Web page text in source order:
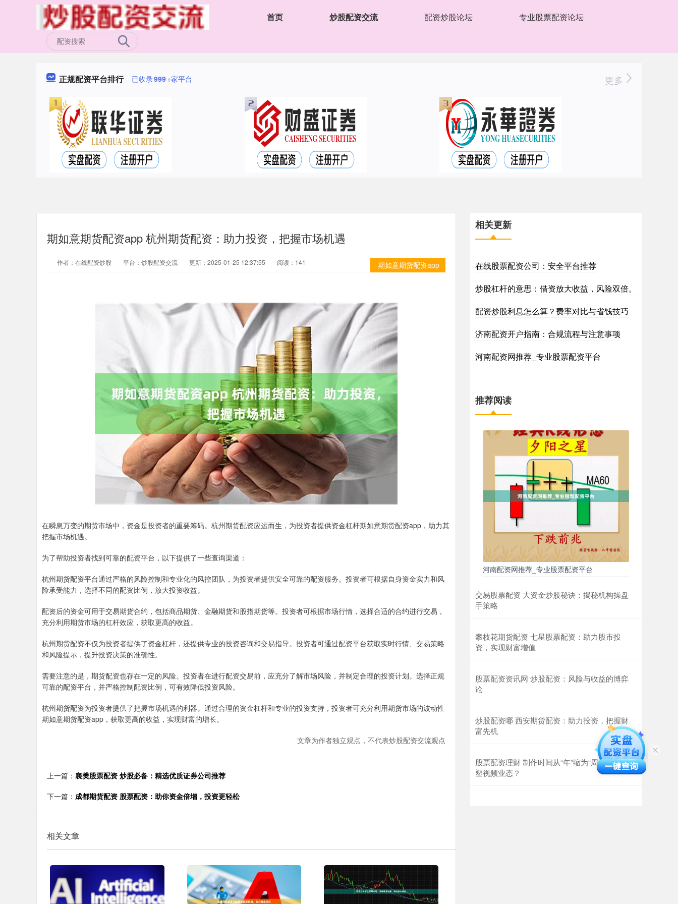
首页 炒股配资交流 配资炒股论坛 专业股票配资论坛
正规配资平台排行 已收录999+家平台 更多
期如意期货配资app 杭州期货配资：助力投资，把握市场机遇
期如意期货配资app
作者：在线配资炒股 平台：炒股配资交流 更新：2025-01-25 12:37:55 阅读：141
在瞬息万变的期货市场中，资金是投资者的重要筹码。杭州期货配资应运而生，为投资者提供资金杠杆期如意期货配资app，助力其
把握市场机遇。
为了帮助投资者找到可靠的配资平台，以下提供了一些查询渠道：
杭州期货配资平台通过严格的风险控制和专业化的风控团队，为投资者提供安全可靠的配资服务。投资者可根据自身资金实力和风
险承受能力，选择不同的配资比例，放大投资收益。
配资后的资金可用于交易期货合约，包括商品期货、金融期货和股指期货等。投资者可根据市场行情，选择合适的合约进行交易，
充分利用期货市场的杠杆效应，获取更高的收益。
杭州期货配资不仅为投资者提供了资金杠杆，还提供专业的投资咨询和交易指导。投资者可通过配资平台获取实时行情、交易策略
和风险提示，提升投资决策的准确性。
需要注意的是，期货配资也存在一定的风险。投资者在进行配资交易前，应充分了解市场风险，并制定合理的投资计划。选择正规
可靠的配资平台，并严格控制配资比例，可有效降低投资风险。
杭州期货配资为投资者提供了把握市场机遇的利器。通过合理的资金杠杆和专业的投资支持，投资者可充分利用期货市场的波动性
期如意期货配资app，获取更高的收益，实现财富的增长。
文章为作者独立观点，不代表炒股配资交流观点
上一篇： 襄樊股票配资 炒股必备：精选优质证券公司推荐
下一篇： 成都期货配资 股票配资：助你资金倍增，投资更轻松
相关文章
相关更新
在线股票配资公司：安全平台推荐
炒股杠杆的意思：借资放大收益，风险双倍。
配资炒股利息怎么算？费率对比与省钱技巧
济南配资开户指南：合规流程与注意事项
河南配资网推荐_专业股票配资平台
推荐阅读
河南配资网推荐_专业股票配资平台
交易股票配资 大资金炒股秘诀：揭秘机构操盘
手策略
攀枝花期货配资 七星股票配资：助力股市投
资，实现财富增值
股票配资资讯网 炒股配资：风险与收益的博弈
论
炒股配资哪 西安期货配资：助力投资，把握财
富先机
股票配资理财 制作时间从“年”缩为“周” AI如何重
塑视频业态？